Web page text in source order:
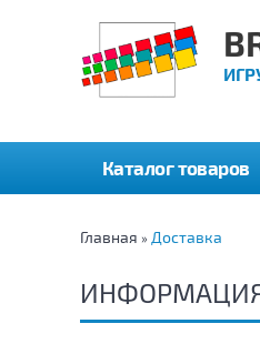
Каталог товаров
Главная » Доставка